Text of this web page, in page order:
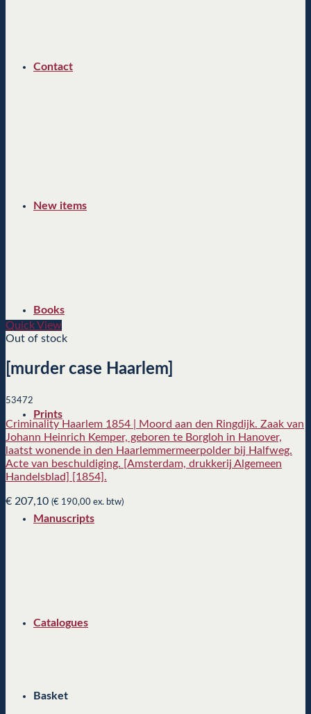
Contact
New items
Books
Prints
Manuscripts
Catalogues
Basket
Quick View
Out of stock
[murder case Haarlem]
53472
Criminality Haarlem 1854 | Moord aan den Ringdijk. Zaak van
Johann Heinrich Kemper, geboren te Borgloh in Hanover,
laatst wonende in den Haarlemmermeerpolder bij Halfweg.
Acte van beschuldiging. [Amsterdam, drukkerij Algemeen
Handelsblad] [1854].
€ 207,10 (€ 190,00 ex. btw)